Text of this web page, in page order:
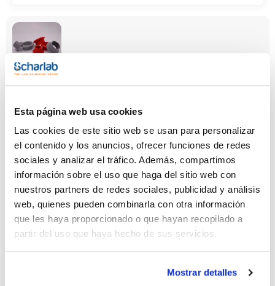
Esta página web usa cookies
Las cookies de este sitio web se usan para personalizar
el contenido y los anuncios, ofrecer funciones de redes
sociales y analizar el tráfico. Además, compartimos
información sobre el uso que haga del sitio web con
nuestros partners de redes sociales, publicidad y análisis
web, quienes pueden combinarla con otra información
que les haya proporcionado o que hayan recopilado a
partir del uso que haya hecho de sus servicios.
Mostrar detalles
inferior (mm)
Referencia
0002350011
Envase
x u.
Precio
Comprar
Disponibilidad
Ver stock